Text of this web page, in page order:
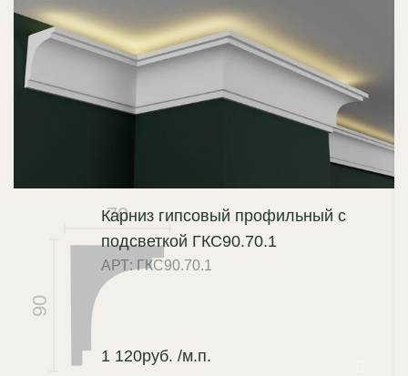
70
90
Карниз гипсовый профильный с
подсветкой ГКС90.70.1
АРТ: ГКС90.70.1
1 120руб. /м.п.